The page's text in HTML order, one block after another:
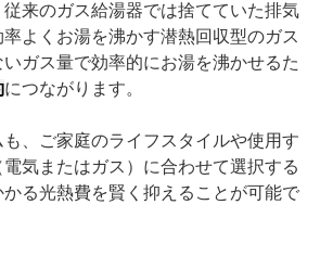
従来のガス給湯器では捨てていた排気
よくお湯を沸かす潜熱回収型のガス
ガス量で効率的にお湯を沸かせるた
につながります。
、ご家庭のライフスタイルや使用す
気またはガス）に合わせて選択する
る光熱費を賢く抑えることが可能で